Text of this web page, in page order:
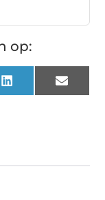
op:
LinkedIn Email